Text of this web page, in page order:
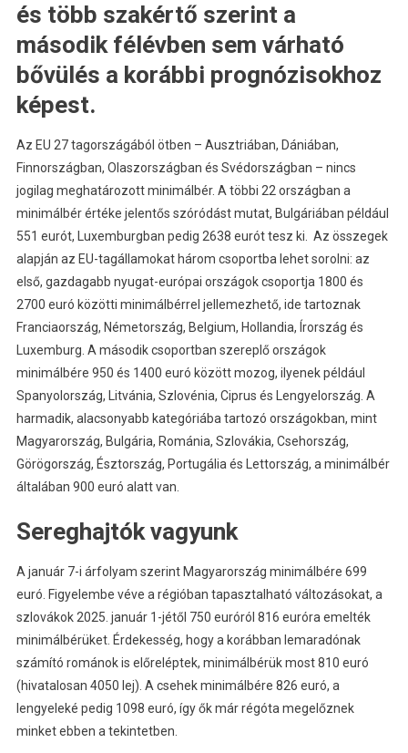
és több szakértő szerint a
második félévben sem várható
bővülés a korábbi prognózisokhoz
képest.
Az EU 27 tagországából ötben – Ausztriában, Dániában,
Finnországban, Olaszországban és Svédországban – nincs
jogilag meghatározott minimálbér. A többi 22 országban a
minimálbér értéke jelentős szóródást mutat, Bulgáriában például
551 eurót, Luxemburgban pedig 2638 eurót tesz ki. Az összegek
alapján az EU-tagállamokat három csoportba lehet sorolni: az
első, gazdagabb nyugat-európai országok csoportja 1800 és
2700 euró közötti minimálbérrel jellemezhető, ide tartoznak
Franciaország, Németország, Belgium, Hollandia, Írország és
Luxemburg. A második csoportban szereplő országok
minimálbére 950 és 1400 euró között mozog, ilyenek például
Spanyolország, Litvánia, Szlovénia, Ciprus és Lengyelország. A
harmadik, alacsonyabb kategóriába tartozó országokban, mint
Magyarország, Bulgária, Románia, Szlovákia, Csehország,
Görögország, Észtország, Portugália és Lettország, a minimálbér
általában 900 euró alatt van.
Sereghajtók vagyunk
A január 7-i árfolyam szerint Magyarország minimálbére 699
euró. Figyelembe véve a régióban tapasztalható változásokat, a
szlovákok 2025. január 1-jétől 750 euróról 816 euróra emelték
minimálbérüket. Érdekesség, hogy a korábban lemaradónak
számító románok is előreléptek, minimálbérük most 810 euró
(hivatalosan 4050 lej). A csehek minimálbére 826 euró, a
lengyeleké pedig 1098 euró, így ők már régóta megelőznek
minket ebben a tekintetben.